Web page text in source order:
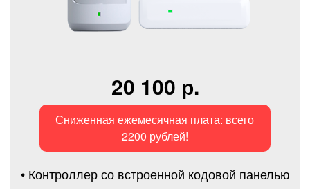
20 100 р.
Сниженная ежемесячная плата: всего
2200 рублей!
• Контроллер со встроенной кодовой панелью